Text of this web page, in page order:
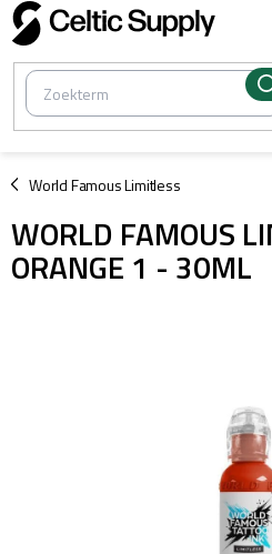
Overslaan
naar
inhoud
World Famous Limitless
/
WORLD FAMOUS
ORANGE 1 - 30ML